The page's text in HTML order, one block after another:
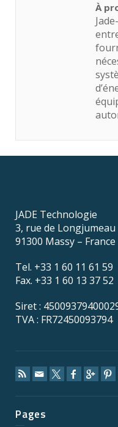
À
JADE Technologie
3, rue de Longjumeau
91300 Massy – France
Tel. +33 1 60 11 61 59
Fax. +33 1 60 13 37 52
Siret :
TVA : FR72450093794
Pages